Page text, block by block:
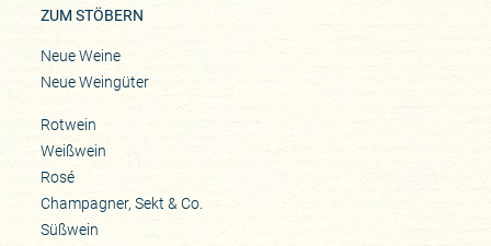
ZUM STÖBERN
Neue Weine
Neue Weingüter
Rotwein
Weißwein
Rosé
Champagner, Sekt & Co.
Süßwein